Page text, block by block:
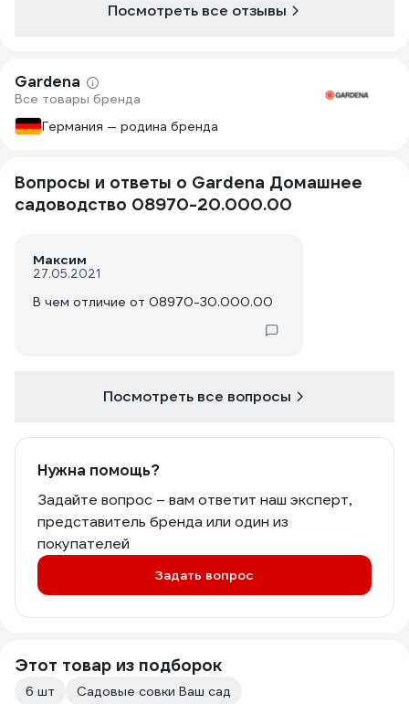
Посмотреть все отзывы
Gardena
Все товары бренда
Германия — родина бренда
Вопросы и ответы о Gardena Домашнее
садоводство 08970-20.000.00
Максим
27.05.2021
В чем отличие от 08970-30.000.00
Посмотреть все вопросы
Нужна помощь?
Задайте вопрос – вам ответит наш эксперт,
представитель бренда или один из
покупателей
Задать вопрос
Этот товар из подборок
6 шт
Садовые совки Ваш сад